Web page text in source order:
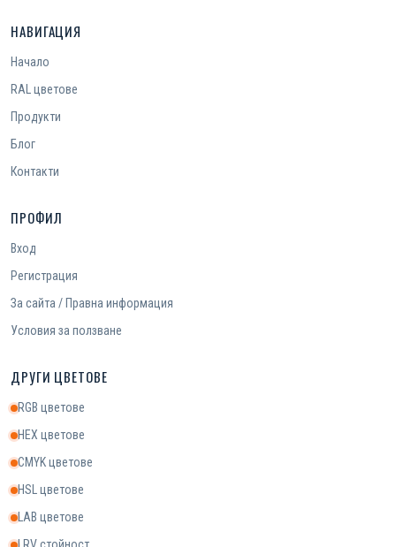
НАВИГАЦИЯ
Начало
RAL цветове
Продукти
Блог
Контакти
ПРОФИЛ
Вход
Регистрация
За сайта / Правна информация
Условия за ползване
ДРУГИ ЦВЕТОВЕ
RGB цветове
HEX цветове
CMYK цветове
HSL цветове
LAB цветове